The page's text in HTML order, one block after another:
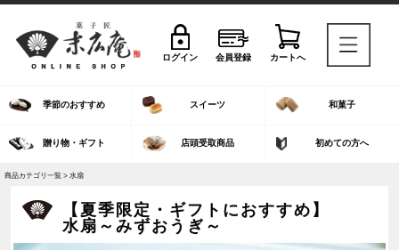
ログイン 会員登録 カートへ
季節のおすすめ スイーツ 和菓子
贈り物・ギフト 店頭受取商品 初めての方へ
商品カテゴリ一覧 > 水扇
【夏季限定・ギフトにおすすめ】
水扇～みずおうぎ～